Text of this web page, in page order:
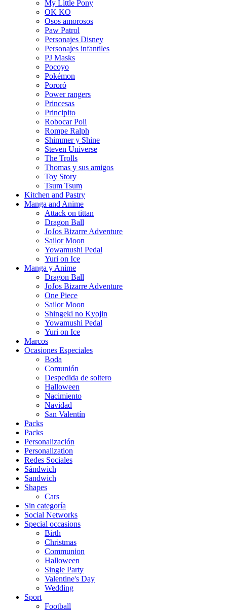
My Little Pony
OK KO
Osos amorosos
Paw Patrol
Personajes Disney
Personajes infantiles
PJ Masks
Pocoyo
Pokémon
Pororó
Power rangers
Princesas
Principito
Robocar Poli
Rompe Ralph
Shimmer y Shine
Steven Universe
The Trolls
Thomas y sus amigos
Toy Story
Tsum Tsum
Kitchen and Pastry
Manga and Anime
Attack on tittan
Dragon Ball
JoJos Bizarre Adventure
Sailor Moon
Yowamushi Pedal
Yuri on Ice
Manga y Anime
Dragon Ball
JoJos Bizarre Adventure
One Piece
Sailor Moon
Shingeki no Kyojin
Yowamushi Pedal
Yuri on Ice
Marcos
Ocasiones Especiales
Boda
Comunión
Despedida de soltero
Halloween
Nacimiento
Navidad
San Valentín
Packs
Packs
Personalización
Personalization
Redes Sociales
Sándwich
Sandwich
Shapes
Cars
Sin categoría
Social Networks
Special occasions
Birth
Christmas
Communion
Halloween
Single Party
Valentine's Day
Wedding
Sport
Football